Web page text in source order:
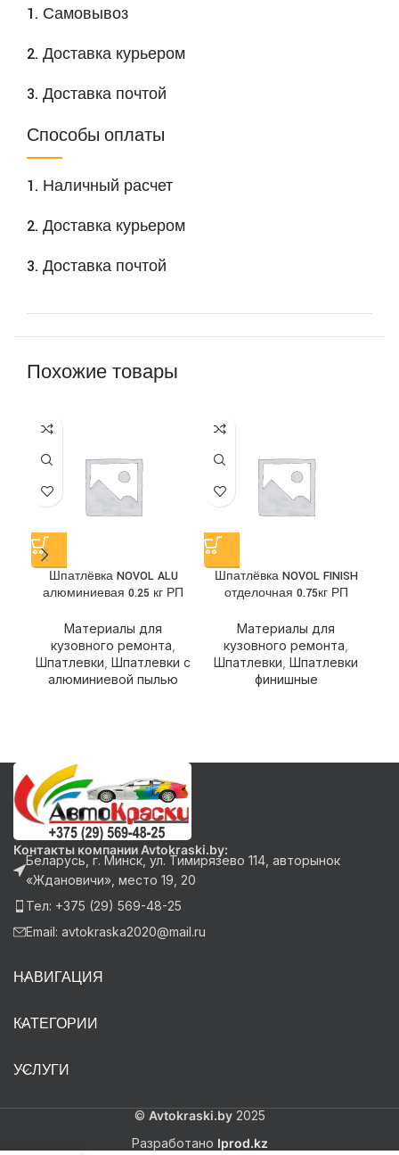
1. Самовывоз
2. Доставка курьером
3. Доставка почтой
Способы оплаты
1. Наличный расчет
2. Доставка курьером
3. Доставка почтой
Похожие товары
Шпатлёвка NOVOL ALU
алюминиевая 0.25 кг РП
Материалы для
кузовного ремонта
Шпатлевки Шпатлевки с
алюминиевой пылью
Шпатлёвка NOVOL FINISH
отделочная 0.75кг РП
Материалы для
кузовного ремонта
Шпатлевки Шпатлевки
финишные
Контакты компании Avtokraski.by:
Беларусь, г. Минск, ул. Тимирязево 114, авторынок
«Ждановичи», место 19, 20
Тел: +375 (29) 569-48-25
Email: avtokraska2020@mail.ru
НАВИГАЦИЯ
КАТЕГОРИИ
УСЛУГИ
© Avtokraski.by2025
Разработано Iprod.kz